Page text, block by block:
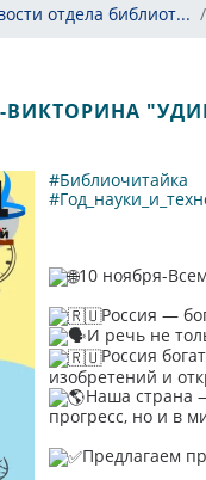
отдела библиот...
#Библиочитайка
10 ноября-
Россия —
И речь не
Россия
изобретений и
Наша страна
прогресс, но и в
Предлагаем